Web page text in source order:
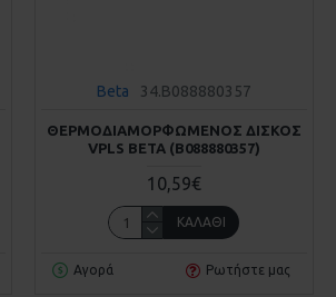
Beta 34.B088880357
ΘΕΡΜΟΔΙΑΜΟΡΦΩΜΈΝΟΣ ΔΊΣΚΟΣ
VPLS BETA (Β088880357)
10,59€
ΚΑΛΆΘΙ
Αγορά Ρωτήστε μας